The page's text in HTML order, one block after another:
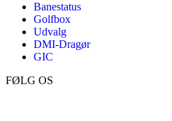
Banestatus
Golfbox
Udvalg
DMI-Dragør
GIC
FØLG OS